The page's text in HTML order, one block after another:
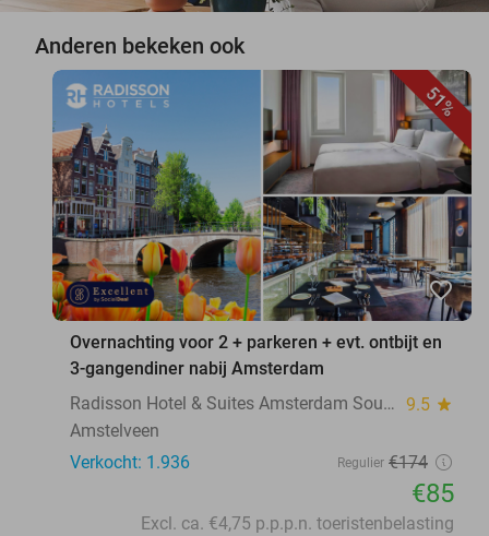
Anderen bekeken ook
51%
favorite_border
Overnachting voor 2 + parkeren + evt. ontbijt en
3-gangendiner nabij Amsterdam
Radisson Hotel & Suites Amsterdam South 9.5 star
Amstelveen
Verkocht: 1.936
Regulier €174
€85
Excl. ca. €4,75 p.p.p.n. toeristenbelasting